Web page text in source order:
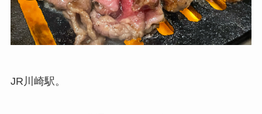
JR川崎駅。